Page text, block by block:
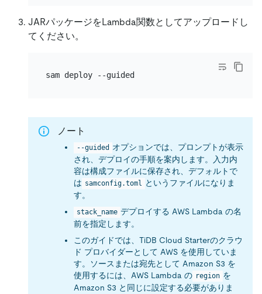
JARパッケージをLambda関数としてアップロードし
てください。
ノート
--guided オプションでは、プロンプトが表示
され、デプロイの手順を案内します。入力内
容は構成ファイルに保存され、デフォルトで
は samconfig.toml というファイルになりま
す。
stack_name デプロイする AWS Lambda の名
前を指定します。
このガイドでは、TiDB Cloud Starterのクラウ
ド プロバイダーとして AWS を使用していま
す。ソースまたは宛先として Amazon S3 を
使用するには、AWS Lambda の region を
Amazon S3 と同じに設定する必要がありま